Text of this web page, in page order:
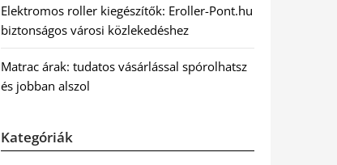
Elektromos roller kiegészítők: Eroller-Pont.hu
biztonságos városi közlekedéshez
Matrac árak: tudatos vásárlással spórolhatsz
és jobban alszol
Kategóriák